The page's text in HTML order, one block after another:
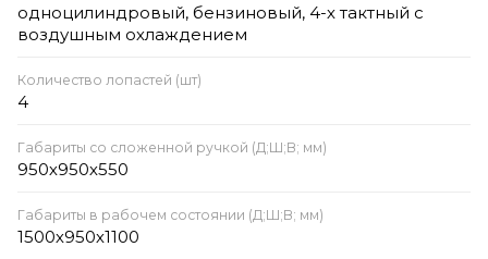
одноцилиндровый, бензиновый, 4-х тактный с
воздушным охлаждением
Количество лопастей (шт)
4
Габариты со сложенной ручкой (Д;Ш;В; мм)
950х950х550
Габариты в рабочем состоянии (Д;Ш;В; мм)
1500х950х1100